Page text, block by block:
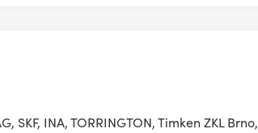
INA, TORRINGTON, Timken ZKL Brno,